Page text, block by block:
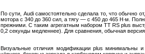
По сути, Audi самостоятельно сделала то, что обычно
мотора с 340 до 360 сил, а тягу — с 450 до 465 Н∙м.
прежними. С таким агрегатным набором TT RS plus
0,2 секунды медленнее). Для сравнения, обычная
Визуальные отличия модификации plus минимальны